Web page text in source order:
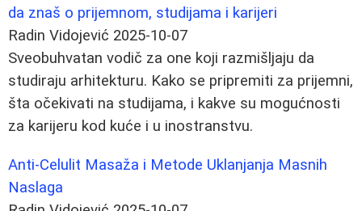
da znaš o prijemnom, studijama i karijeri
Radin Vidojević 2025-10-07
Sveobuhvatan vodič za one koji razmišljaju da
studiraju arhitekturu. Kako se pripremiti za prijemni,
šta očekivati na studijama, i kakve su mogućnosti
za karijeru kod kuće i u inostranstvu.
Anti-Celulit Masaža i Metode Uklanjanja Masnih
Naslaga